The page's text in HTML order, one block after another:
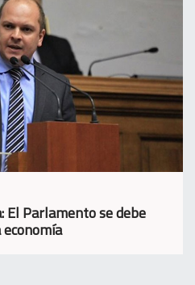
El Parlamento se debe